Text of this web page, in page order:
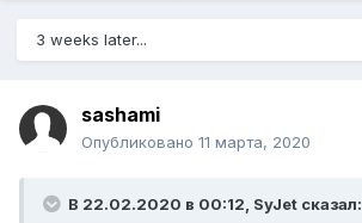
3 weeks later...
sashami
Опубликовано 11 марта, 2020
В 22.02.2020 в 00:12, SyJet сказал: